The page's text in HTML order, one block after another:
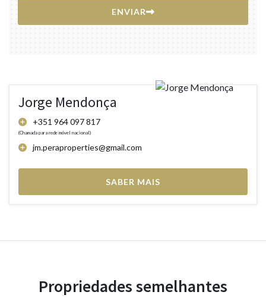
ENVIAR
Jorge Mendonça
+351 964 097 817
(Chamada para rede móvel nacional)
jm.peraproperties@gmail.com
SABER MAIS
Propriedades semelhantes